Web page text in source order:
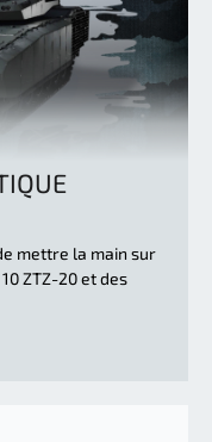
mettre la main sur
ZTZ-20 et des